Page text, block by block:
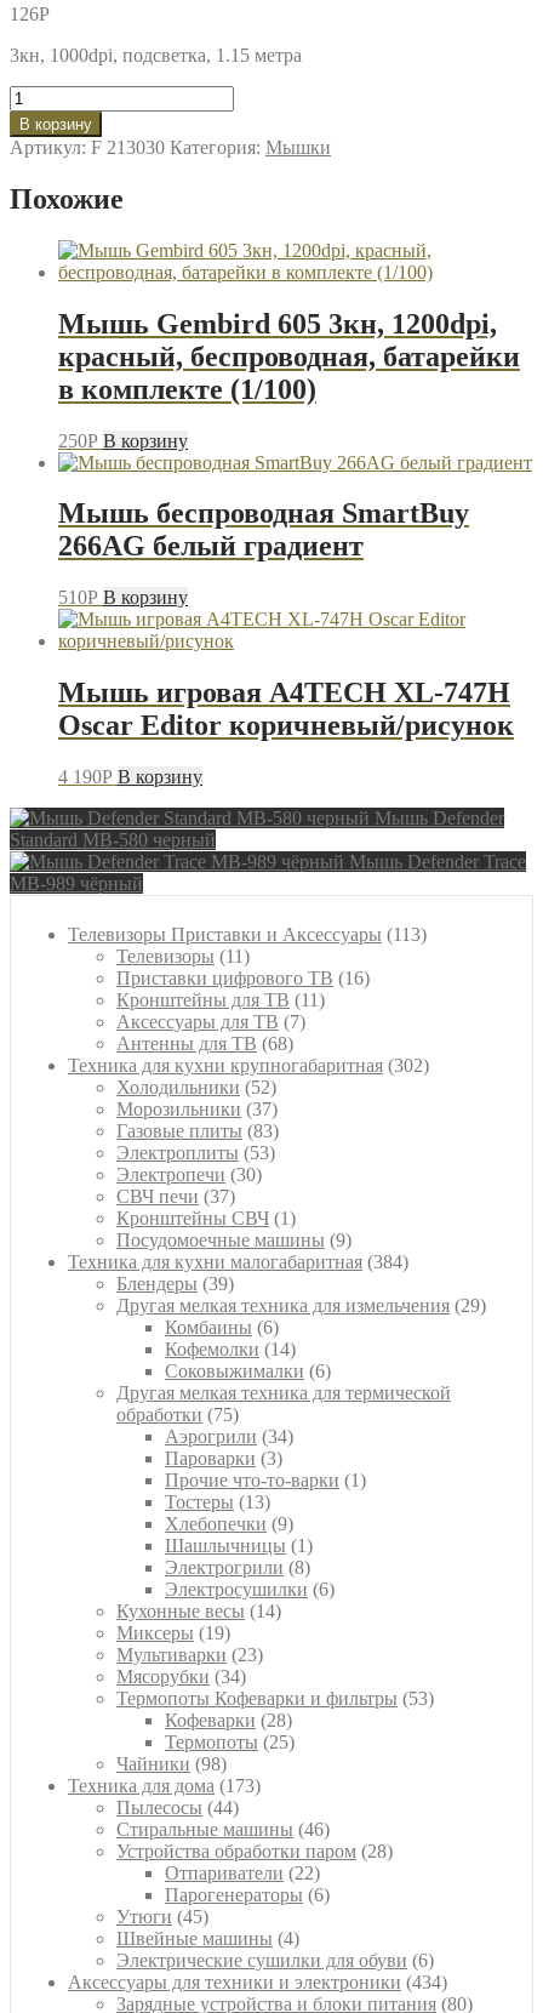
126P
3кн, 1000dpi, подсветка, 1.15 метра
Количество
товара
Мышь
Гарнизон
100
В корзину
Артикул: F 213030 Категория: Мышки
Похожие
Мышь Gembird 605 3кн, 1200dpi,
красный, беспроводная, батарейки
в комплекте (1/100)
250P В корзину
Мышь беспроводная SmartBuy
266AG белый градиент
510P В корзину
Мышь игровая A4TECH XL-747H
Oscar Editor коричневый/рисунок
4 190P В корзину
Мышь Defender
Standard MB-580 черный
Мышь Defender Trace
MB-989 чёрный
Телевизоры Приставки и Аксессуары 113113
Телевизоры 1111
товаров
Приставки цифрового ТВ 1616
Кронштейны для ТВ 1111
Аксессуары для ТВ 77
Антенны для ТВ 6868
товаров
Техника для кухни крупногабаритная 302302
Холодильники 5252
товара
Морозильники 3737
товаров
Газовые плиты 8383
товара
Электроплиты 5353
Электропечи 3030
СВЧ печи 3737
товаров
Кронштейны СВЧ 11
товар
Посудомоечные машины 99
товаров
Техника для кухни малогабаритная 384384
Блендеры 3939
товаров
Другая мелкая техника для измельчения 2929
Комбаины 66
товаров
Кофемолки 1414
товаров
Соковыжималки 66
товаров
Другая мелкая техника для термической
обработки
7575
товаров
Аэрогрили 3434
Пароварки 33
товара
Прочие что-то-варки 11
Тостеры 1313
товаров
Хлебопечки 99
товаров
Шашлычницы 11
товар
Электрогрили 88
товаров
Электросушилки 66
Кухонные весы 1414
Миксеры 1919
товаров
Мультиварки 2323
Мясорубки 3434
товара
Термопоты Кофеварки и фильтры 5353
Кофеварки 2828
товаров
Термопоты 2525
Чайники 9898
товаров
Техника для дома 173173
Пылесосы 4444
товара
Стиральные машины 4646
товаров
Устройства обработки паром 2828
Отпариватели 2222
товара
Парогенераторы 66
Утюги 4545
товаров
Швейные машины 44
товара
Электрические сушилки для обуви 66
товаров
Аксессуары для техники и электроники 434434
товара
Зарядные устройства и блоки питания 8080